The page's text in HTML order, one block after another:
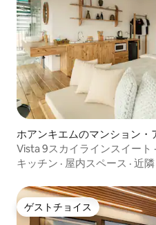
ホアンキエムのマンション・
Vista 9スカイラインスイート
キッチン · 屋内スペース · 近隣
ゲストチョイス
ゲストチョイス